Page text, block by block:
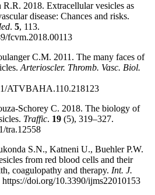
2018. Extracellular vesicles as
disease: Chances and risks.
. 5, 113.
fcvm.2018.00113
C.M. 2011. The many faces of
Arterioscler. Thromb. Vasc. Biol.
ATVBAHA.110.218123
Schorey C. 2018. The biology of
Traffic. 19 (5), 319–327.
tra.12558
S.N., Katneni U., Buehler P.W.
from red blood cells and their
coagulopathy and therapy. Int. J.
doi.org/10.3390/ijms22010153